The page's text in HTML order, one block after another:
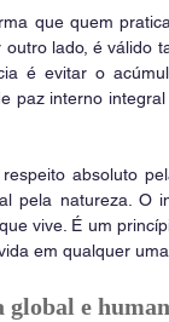
que quem
outro lado, é válido
é evitar o
paz interno
absoluto
pela natureza. O
vive. É um
em qualquer
global e